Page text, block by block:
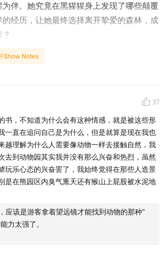
伴。她究竟在黑猩猩身上发现了哪些颠覆
经历，让她最终选择离开挚爱的森林，成
却目睹了一场长达四年的残酷“战争” ，
她对生命有了更复杂、更深刻的理解？希
自原始森林的震撼与沉思。
宙、喜马拉雅、网易云音乐、荔枝FM各个
别送出《点燃希望：古道尔的精神之旅》
Show Notes
37
书，不知道为什么会有这种情感，就是被这些形
一直在追问自己是为什么，但是就算是现在我也
越理解为什么人需要像动物一样去接触自然，我
去到动物园其实我并没有那么兴奋和热烈，虽然
玩乐心态的兴奋罢了，我始终觉得在那些人造景
是在熊园区内臭气熏天还有猴山上屁股被水泥地
应该是游客拿着望远镜才能找到动物的那种”
力太强了。